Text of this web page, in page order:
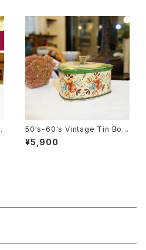
50's-60's Vintage Tin Box
[OV-9]
¥5,900